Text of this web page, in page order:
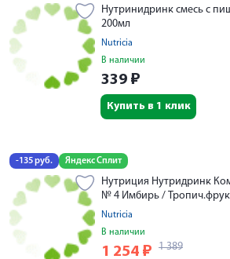
Нутринидринк смесь с
200мл
Nutricia
В наличии
339 ₽
Купить в 1 клик
-135 руб. Яндекс Сплит
Нутриция Нутридринк
№ 4 Имбирь /
Nutricia
В наличии
1 254 ₽ 1 389